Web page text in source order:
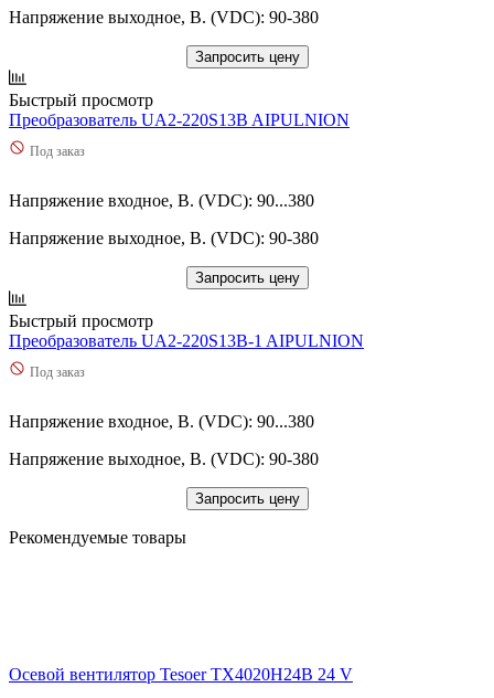
Напряжение выходное, В. (VDC): 90-380
Запросить цену
Быстрый просмотр
Преобразователь UA2-220S13B AIPULNION
Под заказ
Напряжение входное, В. (VDC): 90...380
Напряжение выходное, В. (VDC): 90-380
Запросить цену
Быстрый просмотр
Преобразователь UA2-220S13B-1 AIPULNION
Под заказ
Напряжение входное, В. (VDC): 90...380
Напряжение выходное, В. (VDC): 90-380
Запросить цену
Рекомендуемые товары
Осевой вентилятор Tesoer TX4020H24B 24 V